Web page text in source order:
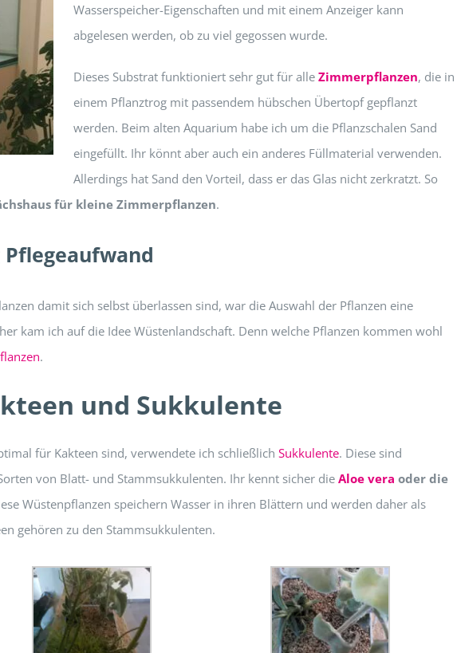
Wasserspeicher-Eigenschaften und mit einem Anzeiger kann
abgelesen werden, ob zu viel gegossen wurde.
Dieses Substrat funktioniert sehr gut für alle Zimmerpflanzen, die in
einem Pflanztrog mit passendem hübschen Übertopf gepflanzt
werden. Beim alten Aquarium habe ich um die Pflanzschalen Sand
eingefüllt. Ihr könnt aber auch ein anderes Füllmaterial verwenden.
Allerdings hat Sand den Vorteil, dass er das Glas nicht zerkratzt. So
für kleine Zimmerpflanzen.
damit sich selbst überlassen sind, war die Auswahl der Pflanzen eine
kam ich auf die Idee Wüstenlandschaft. Denn welche Pflanzen kommen wohl
.
und Sukkulente
für Kakteen sind, verwendete ich schließlich Sukkulente. Diese sind
von Blatt- und Stammsukkulenten. Ihr kennt sicher die Aloe vera oder die
Wüstenpflanzen speichern Wasser in ihren Blättern und werden daher als
gehören zu den Stammsukkulenten.